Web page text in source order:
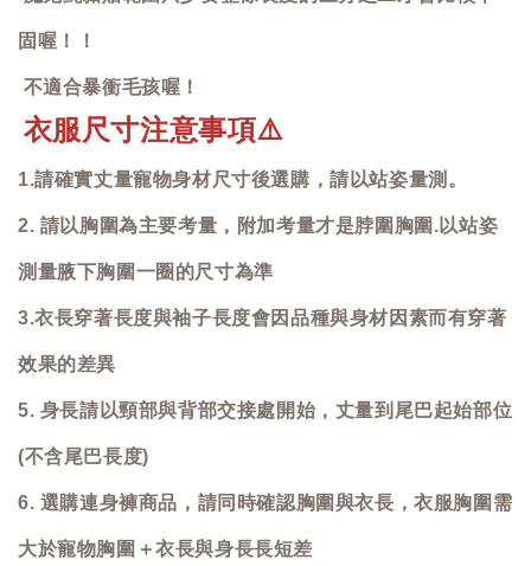
固喔！！
不適合暴衝毛孩喔！
衣服尺寸注意事項⚠️
1.請確實丈量寵物身材尺寸後選購，請以站姿量測。
2. 請以胸圍為主要考量，附加考量才是脖圍胸圍.以站姿
測量腋下胸圍一圈的尺寸為準
3.衣長穿著長度與袖子長度會因品種與身材因素而有穿著
效果的差異
5. 身長請以頸部與背部交接處開始，丈量到尾巴起始部位
(不含尾巴長度)
6. 選購連身褲商品，請同時確認胸圍與衣長，衣服胸圍需
大於寵物胸圍＋衣長與身長長短差